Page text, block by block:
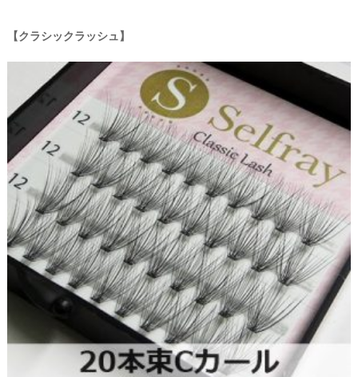
クラシックラッシュ